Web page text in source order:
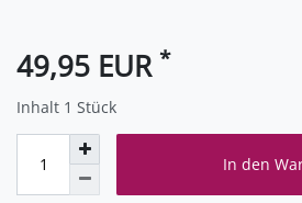
49,95 EUR *
Inhalt 1 Stück
In den